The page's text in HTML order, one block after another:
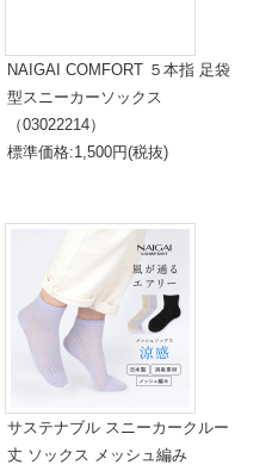
NAIGAI COMFORT ５本指 足袋
型スニーカーソックス
（03022214）
標準価格:1,500円(税抜)
サステナブル スニーカークルー
丈 ソックス メッシュ編み